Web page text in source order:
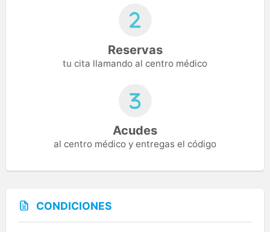
Reservas
tu cita llamando al centro médico
Acudes
al centro médico y entregas el código
CONDICIONES